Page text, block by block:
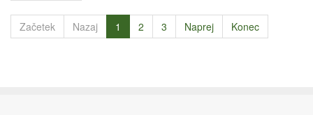
Začetek Nazaj 1 2 3 Naprej Konec